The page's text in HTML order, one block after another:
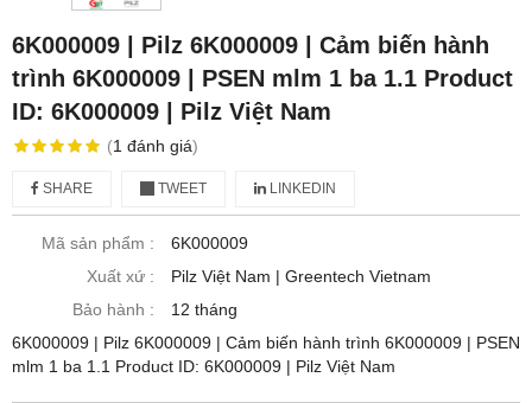
6K000009 | Pilz 6K000009 | Cảm biến hành
trình 6K000009 | PSEN mlm 1 ba 1.1 Product
ID: 6K000009 | Pilz Việt Nam
(1 đánh giá)
SHARE TWEET LINKEDIN
Mã sản phẩm :
6K000009
Xuất xứ :
Pilz Việt Nam | Greentech Vietnam
Bảo hành :
12 tháng
6K000009 | Pilz 6K000009 | Cảm biến hành trình 6K000009 | PSEN
mlm 1 ba 1.1 Product ID: 6K000009 | Pilz Việt Nam